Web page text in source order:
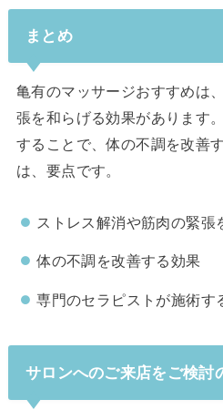
まとめ
亀有のマッサージおすすめは
張を和らげる効果があります
することで、体の不調を改善
は、要点です。
ストレス解消や筋肉の緊張
体の不調を改善する効果
専門のセラピストが施術す
サロンへのご来店をご検討